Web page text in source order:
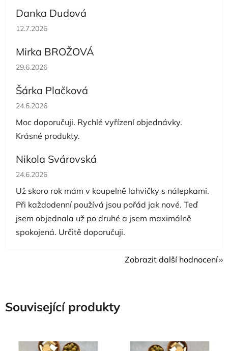
Danka Dudová
Hodnocení obchodu je 5 z 5 hvězdiček.
12.7.2026
Mirka BROŽOVÁ
Hodnocení obchodu je 5 z 5 hvězdiček.
29.6.2026
Šárka Plačková
Hodnocení obchodu je 5 z 5 hvězdiček.
24.6.2026
Moc doporučuji. Rychlé vyřízení objednávky.
Krásné produkty.
Nikola Svárovská
Hodnocení obchodu je 5 z 5 hvězdiček.
24.6.2026
Už skoro rok mám v koupelně lahvičky s nálepkami.
Při každodenní používá jsou pořád jak nové. Teď
jsem objednala už po druhé a jsem maximálně
spokojená. Určitě doporučuji.
Zobrazit další hodnocení
Související produkty